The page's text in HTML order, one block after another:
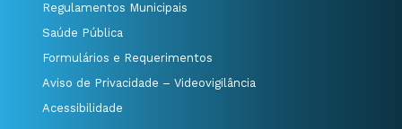
Regulamentos Municipais
Saúde Pública
Formulários e Requerimentos
Aviso de Privacidade – Videovigilância
Acessibilidade